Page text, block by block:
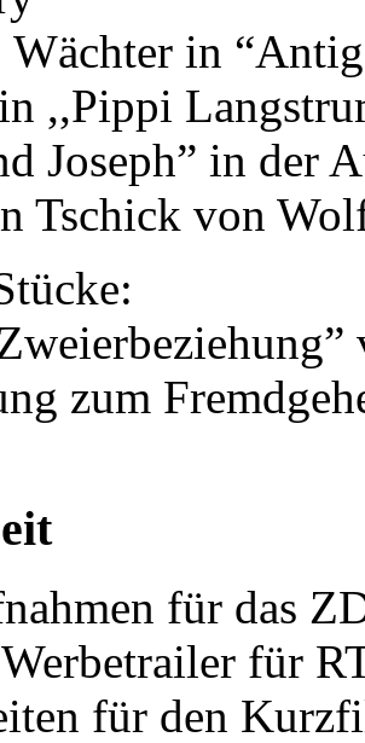
Wächter in
,,Pippi
Joseph” in der
Tschick von
zum
für das
für
für den